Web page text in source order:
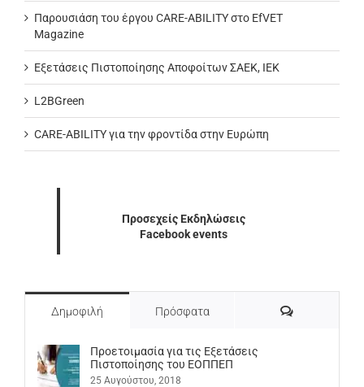
Παρουσιάση του έργου CARE-ABILITY στο EfVET
Magazine
Εξετάσεις Πιστοποίησης Αποφοίτων ΣΑΕΚ, ΙΕΚ
L2BGreen
CARE-ABILITY για την φροντίδα στην Ευρώπη
Προσεχείς Εκδηλώσεις
Facebook events
Δημοφιλή Πρόσφατα Σχόλια
Προετοιμασία για τις Εξετάσεις
Πιστοποίησης του ΕΟΠΠΕΠ
25 Αυγούστου, 2018